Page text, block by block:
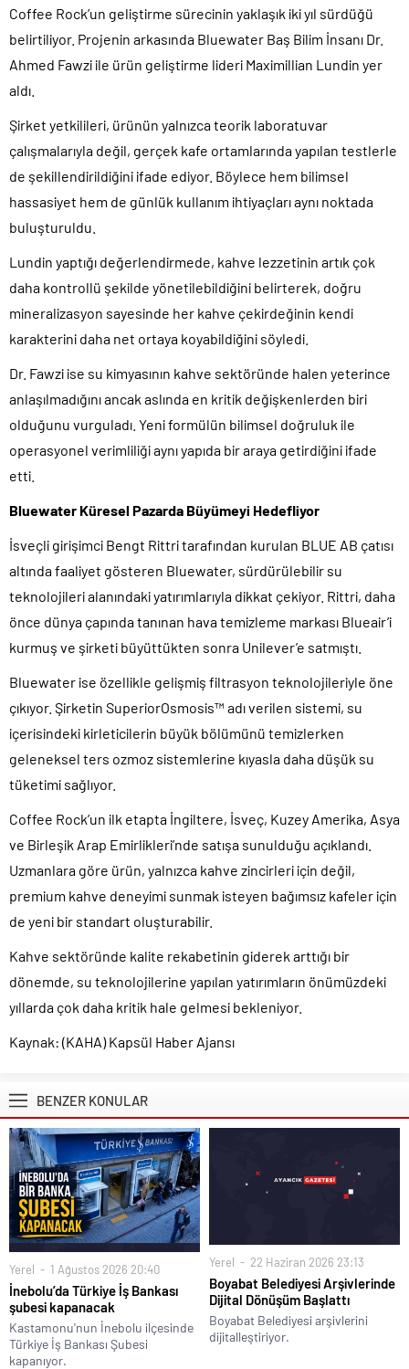
Coffee Rock’un geliştirme sürecinin yaklaşık iki yıl sürdüğü
belirtiliyor. Projenin arkasında Bluewater Baş Bilim İnsanı Dr.
Ahmed Fawzi ile ürün geliştirme lideri Maximillian Lundin yer
aldı.
Şirket yetkilileri, ürünün yalnızca teorik laboratuvar
çalışmalarıyla değil, gerçek kafe ortamlarında yapılan testlerle
de şekillendirildiğini ifade ediyor. Böylece hem bilimsel
hassasiyet hem de günlük kullanım ihtiyaçları aynı noktada
buluşturuldu.
Lundin yaptığı değerlendirmede, kahve lezzetinin artık çok
daha kontrollü şekilde yönetilebildiğini belirterek, doğru
mineralizasyon sayesinde her kahve çekirdeğinin kendi
karakterini daha net ortaya koyabildiğini söyledi.
Dr. Fawzi ise su kimyasının kahve sektöründe halen yeterince
anlaşılmadığını ancak aslında en kritik değişkenlerden biri
olduğunu vurguladı. Yeni formülün bilimsel doğruluk ile
operasyonel verimliliği aynı yapıda bir araya getirdiğini ifade
etti.
Bluewater Küresel Pazarda Büyümeyi Hedefliyor
İsveçli girişimci Bengt Rittri tarafından kurulan BLUE AB çatısı
altında faaliyet gösteren Bluewater, sürdürülebilir su
teknolojileri alanındaki yatırımlarıyla dikkat çekiyor. Rittri, daha
önce dünya çapında tanınan hava temizleme markası Blueair’i
kurmuş ve şirketi büyüttükten sonra Unilever’e satmıştı.
Bluewater ise özellikle gelişmiş filtrasyon teknolojileriyle öne
çıkıyor. Şirketin SuperiorOsmosis™ adı verilen sistemi, su
içerisindeki kirleticilerin büyük bölümünü temizlerken
geleneksel ters ozmoz sistemlerine kıyasla daha düşük su
tüketimi sağlıyor.
Coffee Rock’un ilk etapta İngiltere, İsveç, Kuzey Amerika, Asya
ve Birleşik Arap Emirlikleri’nde satışa sunulduğu açıklandı.
Uzmanlara göre ürün, yalnızca kahve zincirleri için değil,
premium kahve deneyimi sunmak isteyen bağımsız kafeler için
de yeni bir standart oluşturabilir.
Kahve sektöründe kalite rekabetinin giderek arttığı bir
dönemde, su teknolojilerine yapılan yatırımların önümüzdeki
yıllarda çok daha kritik hale gelmesi bekleniyor.
Kaynak: (KAHA) Kapsül Haber Ajansı
BENZER KONULAR
Yerel 1 Ağustos 2026 20:40
İnebolu’da Türkiye İş Bankası
şubesi kapanacak
Kastamonu'nun İnebolu ilçesinde
Türkiye İş Bankası Şubesi
kapanıyor.
Yerel 22 Haziran 2026 23:13
Boyabat Belediyesi Arşivlerinde
Dijital Dönüşüm Başlattı
Boyabat Belediyesi arşivlerini
dijitalleştiriyor.